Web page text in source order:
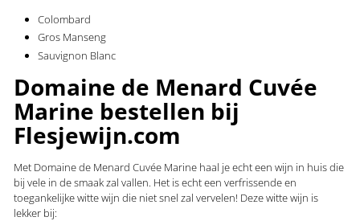
Colombard
Gros Manseng
Sauvignon Blanc
Domaine de Menard Cuvée
Marine bestellen bij
Flesjewijn.com
Met Domaine de Menard Cuvée Marine haal je echt een wijn in huis die
bij vele in de smaak zal vallen. Het is echt een verfrissende en
toegankelijke witte wijn die niet snel zal vervelen! Deze witte wijn is
lekker bij: